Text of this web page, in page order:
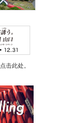
击此处。